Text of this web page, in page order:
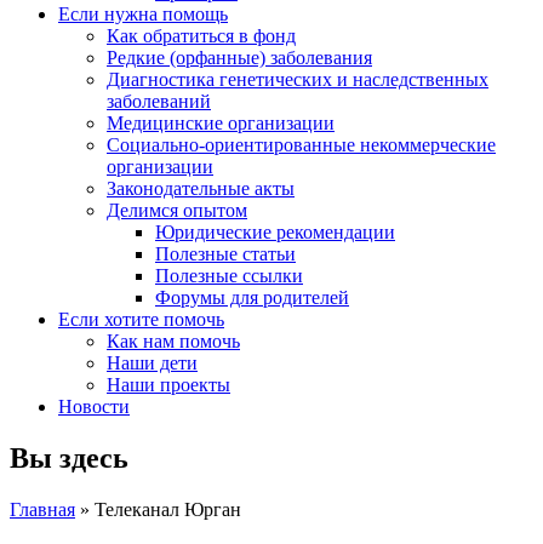
Если нужна помощь
Как обратиться в фонд
Редкие (орфанные) заболевания
Диагностика генетических и наследственных
заболеваний
Медицинские организации
Социально-ориентированные некоммерческие
организации
Законодательные акты
Делимся опытом
Юридические рекомендации
Полезные статьи
Полезные ссылки
Форумы для родителей
Если хотите помочь
Как нам помочь
Наши дети
Наши проекты
Новости
Вы здесь
Главная » Телеканал Юрган